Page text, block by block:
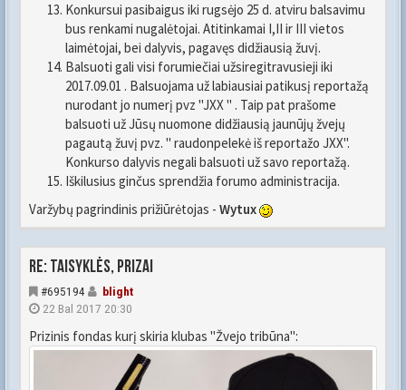
Konkursui pasibaigus iki rugsėjo 25 d. atviru balsavimu
bus renkami nugalėtojai. Atitinkamai I,II ir III vietos
laimėtojai, bei dalyvis, pagavęs didžiausią žuvį.
Balsuoti gali visi forumiečiai užsiregitravusieji iki
2017.09.01 . Balsuojama už labiausiai patikusį reportažą
nurodant jo numerį pvz "JXX " . Taip pat prašome
balsuoti už Jūsų nuomone didžiausią jaunūjų žvejų
pagautą žuvį pvz. " raudonpelekė iš reportažo JXX".
Konkurso dalyvis negali balsuoti už savo reportažą.
Iškilusius ginčus sprendžia forumo administracija.
Varžybų pagrindinis prižiūrėtojas - Wytux
Re: Taisyklės, prizai
#695194
blight
22 Bal 2017 20:30
Prizinis fondas kurį skiria klubas "Žvejo tribūna":